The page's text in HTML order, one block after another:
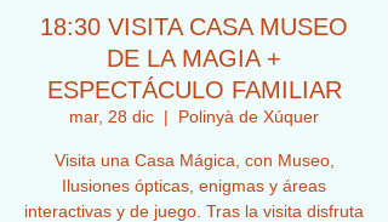
18:30 VISITA CASA MUSEO
DE LA MAGIA +
ESPECTÁCULO FAMILIAR
mar, 28 dic
  |
Polinyà de Xúquer
Visita una Casa Mágica, con Museo,
Ilusiones ópticas, enigmas y áreas
interactivas y de juego. Tras la visita disfruta